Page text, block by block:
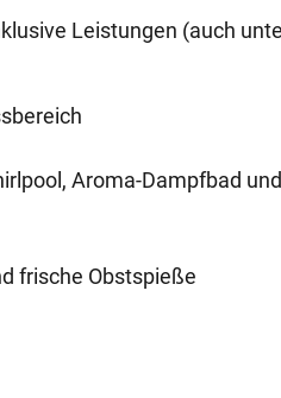
Leistungen (auch
Aroma-Dampfbad
frische Obstspieße